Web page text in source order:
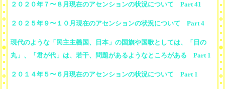
２０２０年７〜８月現在のアセンションの状況について Part 41
２０２５年９〜１０月現在のアセンションの状況について Part 4
現代のような「民主主義国、日本」の国旗や国歌としては、「日の
丸」、「君が代」は、若干、問題があるようなところがある Part 1
２０１４年５〜６月現在のアセンションの状況について Part 1